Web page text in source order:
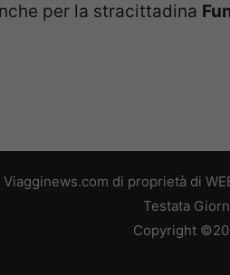
per la stracittadina
Viagginews.com di proprietà di
Testata
Copyright